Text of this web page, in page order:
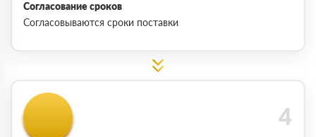
Согласование сроков
Согласовываются сроки поставки